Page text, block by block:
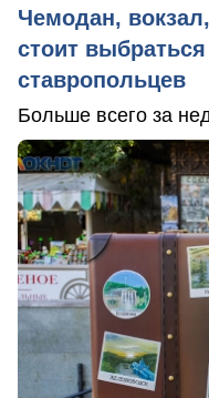
Чемодан,
стоит
ставропольцев
Больше всего за